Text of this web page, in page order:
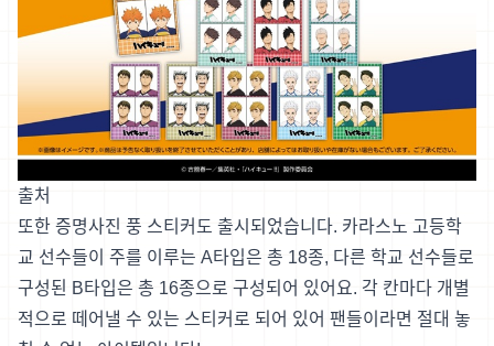
출처
또한 증명사진 풍 스티커도 출시되었습니다. 카라스노 고등학
교 선수들이 주를 이루는 A타입은 총 18종, 다른 학교 선수들로
구성된 B타입은 총 16종으로 구성되어 있어요. 각 칸마다 개별
적으로 떼어낼 수 있는 스티커로 되어 있어 팬들이라면 절대 놓